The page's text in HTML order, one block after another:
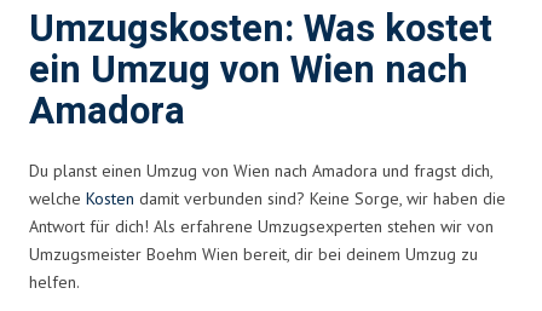
Umzugskosten: Was kostet
ein Umzug von Wien nach
Amadora
Du planst einen Umzug von Wien nach Amadora und fragst dich,
welche Kosten damit verbunden sind? Keine Sorge, wir haben die
Antwort für dich! Als erfahrene Umzugsexperten stehen wir von
Umzugsmeister Boehm Wien bereit, dir bei deinem Umzug zu
helfen.